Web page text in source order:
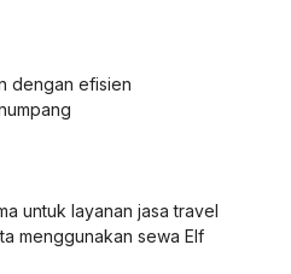
dengan efisien
untuk layanan jasa travel
menggunakan sewa Elf